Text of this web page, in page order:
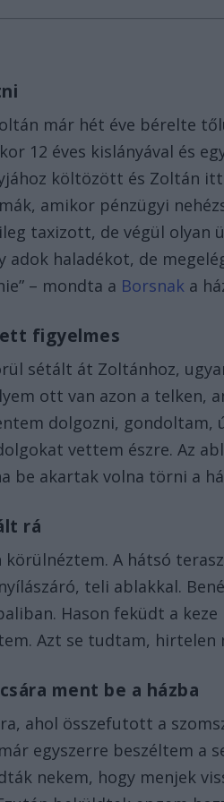
már hét éve bérelte
12 éves kislányával és
költözött és Zoltán
amikor pénzügyi
taxizott, de végül olyan
adok haladékot, de
– mondta a Borsnak a
figyelmes
sétált át Zoltánhoz,
ott van azon a telken,
dolgozni, gondoltam,
vettem észre. Az
be akartak volna törni a
rá
körülnéztem. A hátsó
teli ablakkal.
Hason feküdt a
Azt se tudtam, hirtelen
ment be a házba
ahol összefutott a
egyszerre beszéltem a
nekem, hogy menjek